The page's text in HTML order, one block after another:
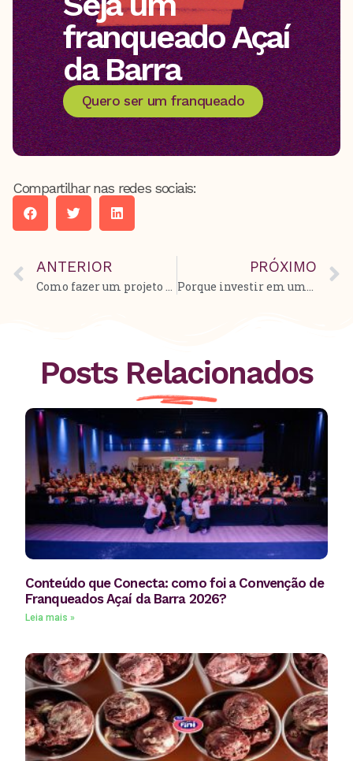
franqueado Açaí
da Barra
Quero ser um franqueado
Compartilhar nas redes sociais:
ANTERIOR
Como fazer um projeto fitness com açaí
PRÓXIMO
Porque investir em uma franquia de açaí?
Posts Relacionados
Conteúdo que Conecta: como foi a Convenção de
Franqueados Açaí da Barra 2026?
Leia mais »